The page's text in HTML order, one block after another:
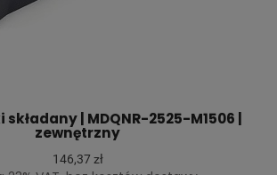
| MDQNR-2525-M1506 |
zewnętrzny
146,37 zł